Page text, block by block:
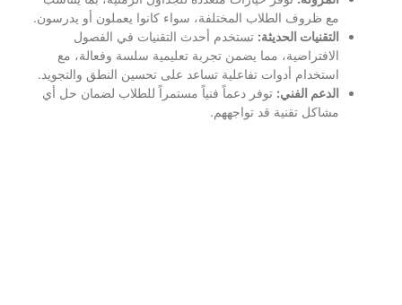
مع ظروف الطلاب المختلفة، سواء كانوا يعملون أو يدرسون.
التقنيات الحديثة: تستخدم أحدث التقنيات في الفصول
الافتراضية، مما يضمن تجربة تعليمية سلسة وفعالة، مع
استخدام أدوات تفاعلية تساعد على تحسين النطق والتجويد.
الدعم الفني: توفر دعماً فنياً مستمراً للطلاب لضمان حل أي
مشاكل تقنية قد تواجههم.